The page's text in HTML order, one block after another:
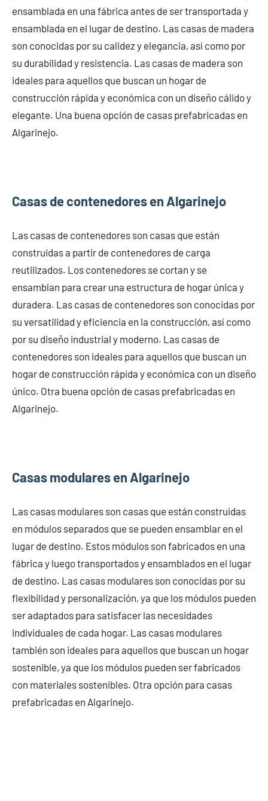
ensamblada en una fábrica antes de ser transportada y
ensamblada en el lugar de destino. Las casas de madera
son conocidas por su calidez y elegancia, así como por
su durabilidad y resistencia. Las casas de madera son
ideales para aquellos que buscan un hogar de
construcción rápida y económica con un diseño cálido y
elegante. Una buena opción de casas prefabricadas en
Algarinejo.
Casas de contenedores en Algarinejo
Las casas de contenedores son casas que están
construidas a partir de contenedores de carga
reutilizados. Los contenedores se cortan y se
ensamblan para crear una estructura de hogar única y
duradera. Las casas de contenedores son conocidas por
su versatilidad y eficiencia en la construcción, así como
por su diseño industrial y moderno. Las casas de
contenedores son ideales para aquellos que buscan un
hogar de construcción rápida y económica con un diseño
único. Otra buena opción de casas prefabricadas en
Algarinejo.
Casas modulares en Algarinejo
Las casas modulares son casas que están construidas
en módulos separados que se pueden ensamblar en el
lugar de destino. Estos módulos son fabricados en una
fábrica y luego transportados y ensamblados en el lugar
de destino. Las casas modulares son conocidas por su
flexibilidad y personalización, ya que los módulos pueden
ser adaptados para satisfacer las necesidades
individuales de cada hogar. Las casas modulares
también son ideales para aquellos que buscan un hogar
sostenible, ya que los módulos pueden ser fabricados
con materiales sostenibles. Otra opción para casas
prefabricadas en Algarinejo.